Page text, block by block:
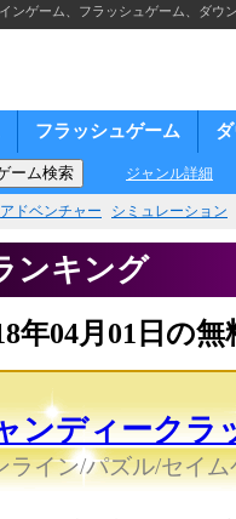
ンゲーム、フラッシュゲーム、ダウ
フラッシュゲーム
ジャンル詳細
アドベンチャー シミュレーション
ンキング
年04月01日の
ンディークラ
ライン/パズル/セイ